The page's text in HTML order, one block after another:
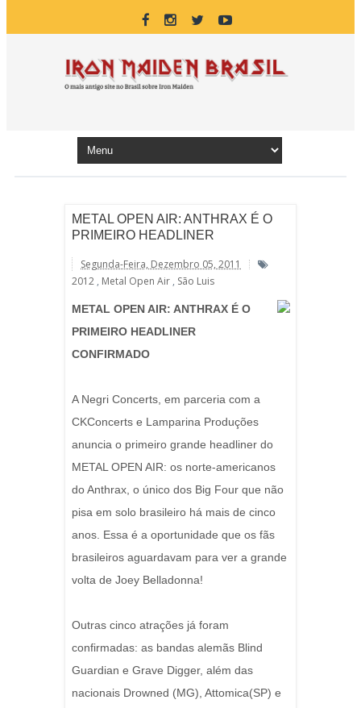
METAL OPEN AIR: ANTHRAX É O
PRIMEIRO HEADLINER
Segunda-Feira, Dezembro 05, 2011
2012 , Metal Open Air , São Luis
METAL OPEN AIR: ANTHRAX É O
PRIMEIRO HEADLINER
CONFIRMADO
A Negri Concerts, em parceria com a
CKConcerts e Lamparina Produções
anuncia o primeiro grande headliner do
METAL OPEN AIR: os norte-americanos
do Anthrax, o único dos Big Four que não
pisa em solo brasileiro há mais de cinco
anos. Essa é a oportunidade que os fãs
brasileiros aguardavam para ver a grande
volta de Joey Belladonna!
Outras cinco atrações já foram
confirmadas: as bandas alemãs Blind
Guardian e Grave Digger, além das
nacionais Drowned (MG), Attomica(SP) e